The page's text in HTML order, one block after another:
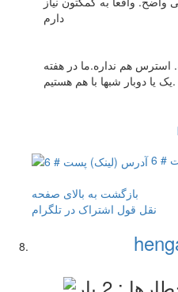
دارم
هم نداره.ما در هفته
یک یا دوبار شبها با هم هستیم.
# 6
بازگشت به بالای صفحه
نقل قول اشتراک در تلگرام